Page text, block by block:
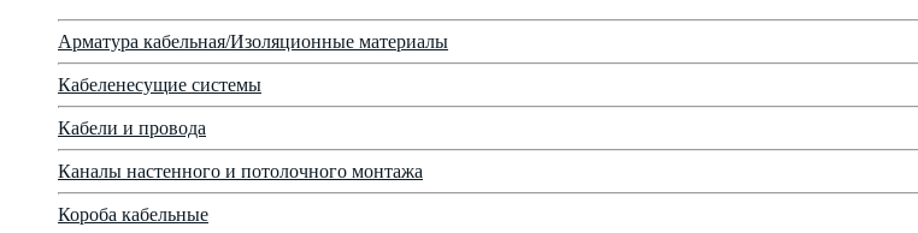
Арматура кабельная/Изоляционные материалы
Кабеленесущие системы
Кабели и провода
Каналы настенного и потолочного монтажа
Короба кабельные